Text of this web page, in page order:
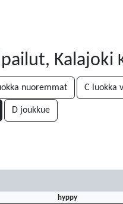
Kalajoki
nuoremmat C luokka
D joukkue
hyppy